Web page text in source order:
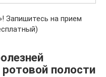
на прием
полости